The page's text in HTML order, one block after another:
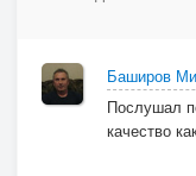
Баширов
Послушал
качество